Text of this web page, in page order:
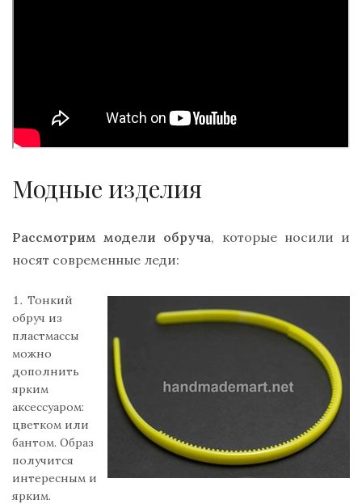
Модные изделия
Рассмотрим модели обруча, которые носили и
носят современные леди:
Тонкий
обруч из
пластмассы
можно
дополнить
ярким
аксессуаром:
цветком или
бантом. Образ
получится
интересным и
ярким.